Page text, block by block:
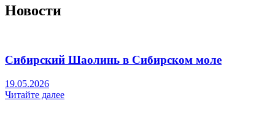
Новости
Сибирский Шаолинь в Сибирском моле
19.05.2026
Читайте далее